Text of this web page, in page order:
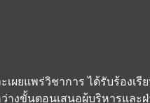
เผยแพร่วิชาการ ได้รับร้องเรี
างขั้นตอนเสนอผู้บริหารและ